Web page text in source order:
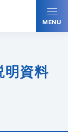
MENU
明資料